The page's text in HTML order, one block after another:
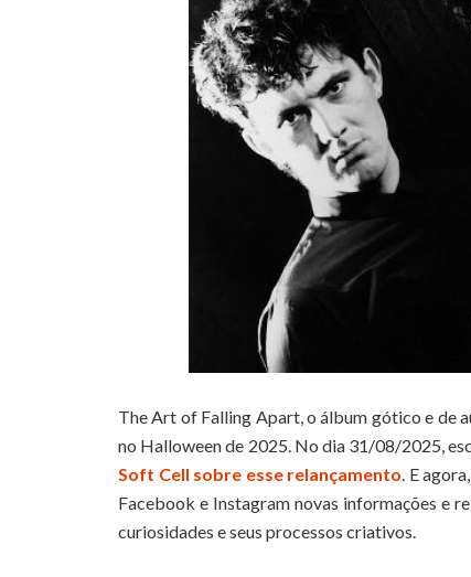
The Art of Falling Apart, o álbum gótico e de
no Halloween de 2025. No dia 31/08/2025,
Soft Cell sobre esse relançamento. E
Facebook e Instagram novas informações e
curiosidades e seus processos criativos.